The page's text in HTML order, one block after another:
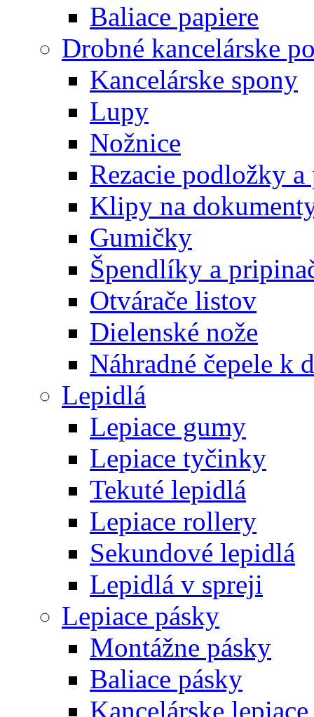
Baliace papiere
Drobné kancelárske
Kancelárske spony
Lupy
Nožnice
Rezacie podložky
Klipy na
Gumičky
Špendlíky a
Otvárače listov
Dielenské nože
Náhradné čepele k
Lepidlá
Lepiace gumy
Lepiace tyčinky
Tekuté lepidlá
Lepiace rollery
Sekundové lepidlá
Lepidlá v spreji
Lepiace pásky
Montážne pásky
Baliace pásky
Kancelárske